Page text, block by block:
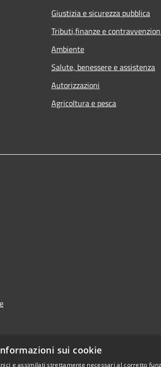
Giustizia e sicurezza pubblica
Tributi,finanze e
Ambiente
Salute, benessere e assistenza
Autorizzazioni
Agricoltura e pesca
sui cookie
e assimilati strettamente necessari al corretto